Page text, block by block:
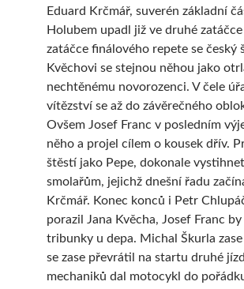
Eduard Krčmář, suverén základní
Holubem upadl již ve druhé
zatáčce finálového repete se český
Kvěchovi se stejnou něhou jako
nechtěnému novorozenci. V čele
vítězství se až do závěrečného
Ovšem Josef Franc v posledním
něho a projel cílem o kousek dřív.
štěstí jako Pepe, dokonale
smolařům, jejichž dnešní řadu
Krčmář. Konec konců i Petr
porazil Jana Kvěcha, Josef Franc
tribunky u depa. Michal Škurla
se zase převrátil na startu druhé
mechaniků dal motocykl do